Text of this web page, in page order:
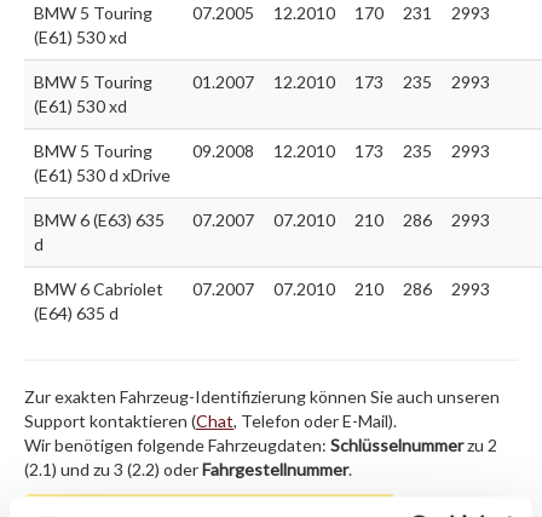
BMW 5 Touring
(E61) 530 xd
07.2005 12.2010 170 231 2993
BMW 5 Touring
(E61) 530 xd
01.2007 12.2010 173 235 2993
BMW 5 Touring
(E61) 530 d xDrive
09.2008 12.2010 173 235 2993
BMW 6 (E63) 635
d
07.2007 07.2010 210 286 2993
BMW 6 Cabriolet
(E64) 635 d
07.2007 07.2010 210 286 2993
Zur exakten Fahrzeug-Identifizierung können Sie auch unseren
Support kontaktieren (Chat, Telefon oder E-Mail).
Wir benötigen folgende Fahrzeugdaten: Schlüsselnummerzu 2
(2.1) und zu 3 (2.2) oderFahrgestellnummer.